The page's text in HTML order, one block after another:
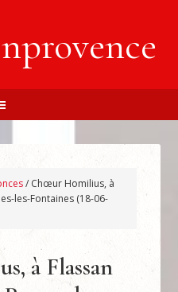
/ Chœur Homilius, à
les-Fontaines (18-06-
à Flassan